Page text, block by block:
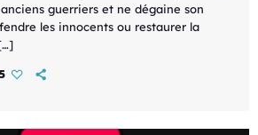
guerriers et ne dégaine son
les innocents ou restaurer la
5